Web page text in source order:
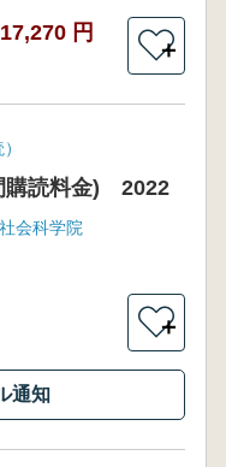
17,270 円
＋
読料金) 2022
会科学院
＋
通知